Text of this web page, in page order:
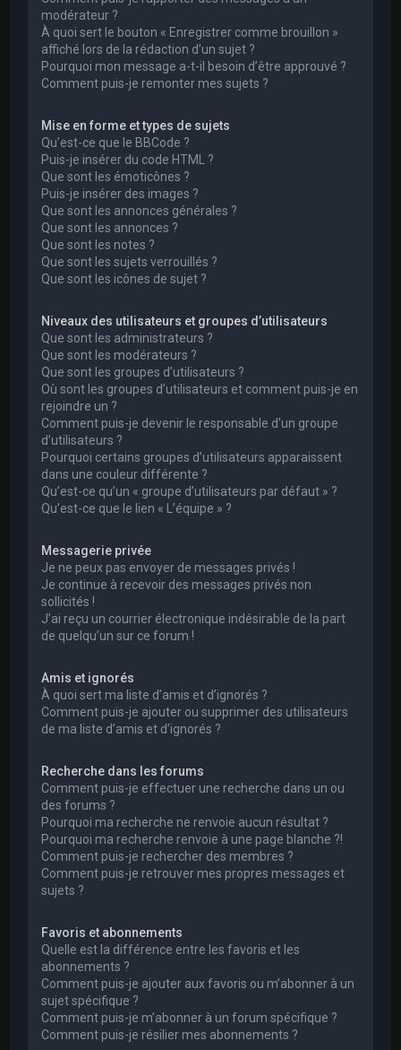
modérateur ?
À quoi sert le bouton « Enregistrer comme brouillon »
affiché lors de la rédaction d’un sujet ?
Pourquoi mon message a-t-il besoin d’être approuvé ?
Comment puis-je remonter mes sujets ?
Mise en forme et types de sujets
Qu’est-ce que le BBCode ?
Puis-je insérer du code HTML ?
Que sont les émoticônes ?
Puis-je insérer des images ?
Que sont les annonces générales ?
Que sont les annonces ?
Que sont les notes ?
Que sont les sujets verrouillés ?
Que sont les icônes de sujet ?
Niveaux des utilisateurs et groupes d’utilisateurs
Que sont les administrateurs ?
Que sont les modérateurs ?
Que sont les groupes d’utilisateurs ?
Où sont les groupes d’utilisateurs et comment puis-je en
rejoindre un ?
Comment puis-je devenir le responsable d’un groupe
d’utilisateurs ?
Pourquoi certains groupes d’utilisateurs apparaissent
dans une couleur différente ?
Qu’est-ce qu’un « groupe d’utilisateurs par défaut » ?
Qu’est-ce que le lien « L’équipe » ?
Messagerie privée
Je ne peux pas envoyer de messages privés !
Je continue à recevoir des messages privés non
sollicités !
J’ai reçu un courrier électronique indésirable de la part
de quelqu’un sur ce forum !
Amis et ignorés
À quoi sert ma liste d’amis et d’ignorés ?
Comment puis-je ajouter ou supprimer des utilisateurs
de ma liste d’amis et d’ignorés ?
Recherche dans les forums
Comment puis-je effectuer une recherche dans un ou
des forums ?
Pourquoi ma recherche ne renvoie aucun résultat ?
Pourquoi ma recherche renvoie à une page blanche ?!
Comment puis-je rechercher des membres ?
Comment puis-je retrouver mes propres messages et
sujets ?
Favoris et abonnements
Quelle est la différence entre les favoris et les
abonnements ?
Comment puis-je ajouter aux favoris ou m’abonner à un
sujet spécifique ?
Comment puis-je m’abonner à un forum spécifique ?
Comment puis-je résilier mes abonnements ?